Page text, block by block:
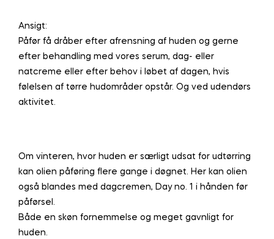
Ansigt:
Påfør få dråber efter afrensning af huden og gerne
efter behandling med vores serum, dag- eller
natcreme eller efter behov i løbet af dagen, hvis
følelsen af tørre hudområder opstår. Og ved udendørs
aktivitet.
Om vinteren, hvor huden er særligt udsat for udtørring
kan olien påføring flere gange i døgnet. Her kan olien
også blandes med dagcremen, Day no. 1 i hånden før
påførsel.
Både en skøn fornemmelse og meget gavnligt for
huden.